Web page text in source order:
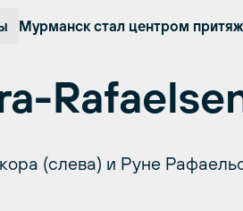
Мурманск стал центром
(слева) и Руне